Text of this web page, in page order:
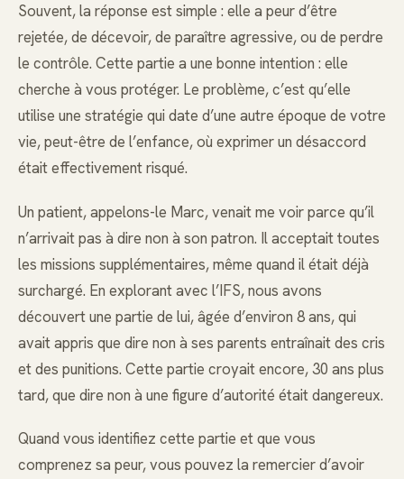
Souvent, la réponse est simple : elle a peur d’être
rejetée, de décevoir, de paraître agressive, ou de perdre
le contrôle. Cette partie a une bonne intention : elle
cherche à vous protéger. Le problème, c’est qu’elle
utilise une stratégie qui date d’une autre époque de votre
vie, peut-être de l’enfance, où exprimer un désaccord
était effectivement risqué.
Un patient, appelons-le Marc, venait me voir parce qu’il
n’arrivait pas à dire non à son patron. Il acceptait toutes
les missions supplémentaires, même quand il était déjà
surchargé. En explorant avec l’IFS, nous avons
découvert une partie de lui, âgée d’environ 8 ans, qui
avait appris que dire non à ses parents entraînait des cris
et des punitions. Cette partie croyait encore, 30 ans plus
tard, que dire non à une figure d’autorité était dangereux.
Quand vous identifiez cette partie et que vous
comprenez sa peur, vous pouvez la remercier d’avoir